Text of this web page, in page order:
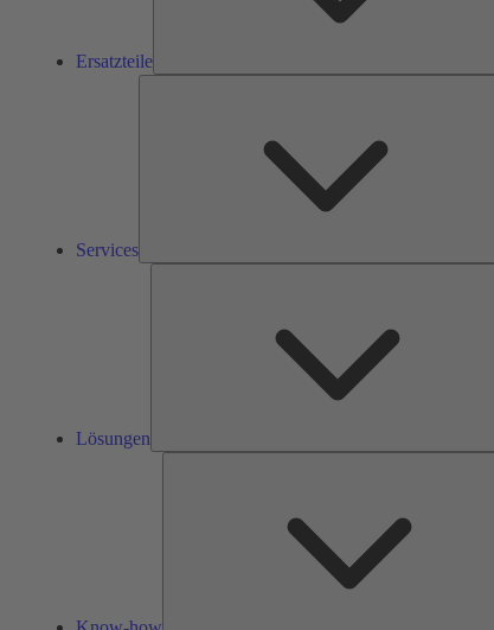
Ersatzteile
Services
Lösungen